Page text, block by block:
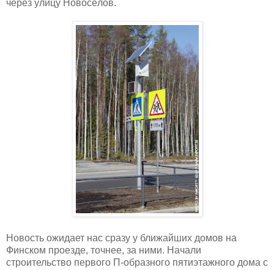
через улицу Новосёлов.
Новость ожидает нас сразу у ближайших домов на
Финском проезде, точнее, за ними. Начали
строительство первого П-образного пятиэтажного дома с